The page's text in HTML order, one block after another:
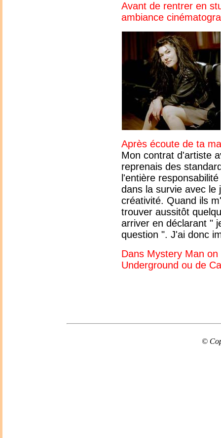
Avant de rentrer en
ambiance
Après écoute de ta
Mon contrat d'artiste
reprenais des
l'entière
dans la survie avec le
créativité. Quand ils
trouver aussitôt
arriver en déclarant "
question ". J'ai donc
Dans Mystery Man
Underground ou de
©